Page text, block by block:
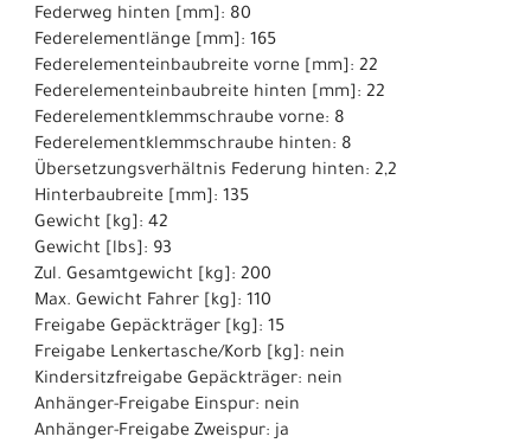
Federweg hinten [mm]: 80
Federelementlänge [mm]: 165
Federelementeinbaubreite vorne [mm]: 22
Federelementeinbaubreite hinten [mm]: 22
Federelementklemmschraube vorne: 8
Federelementklemmschraube hinten: 8
Übersetzungsverhältnis Federung hinten: 2,2
Hinterbaubreite [mm]: 135
Gewicht [kg]: 42
Gewicht [lbs]: 93
Zul. Gesamtgewicht [kg]: 200
Max. Gewicht Fahrer [kg]: 110
Freigabe Gepäckträger [kg]: 15
Freigabe Lenkertasche/Korb [kg]: nein
Kindersitzfreigabe Gepäckträger: nein
Anhänger-Freigabe Einspur: nein
Anhänger-Freigabe Zweispur: ja